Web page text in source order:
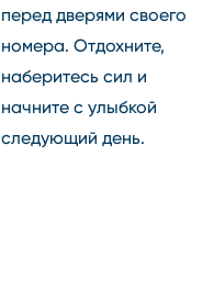
перед дверями своего
номера. Отдохните,
наберитесь сил и
начните с улыбкой
следующий день.